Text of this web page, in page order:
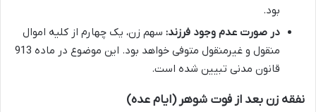
بود.
در صورت عدم وجود فرزند: سهم زن، یک چهارم از کلیه اموال
منقول و غیرمنقول متوفی خواهد بود. این موضوع در ماده 913
قانون مدنی تبیین شده است.
نفقه زن بعد از فوت شوهر (ایام عده)